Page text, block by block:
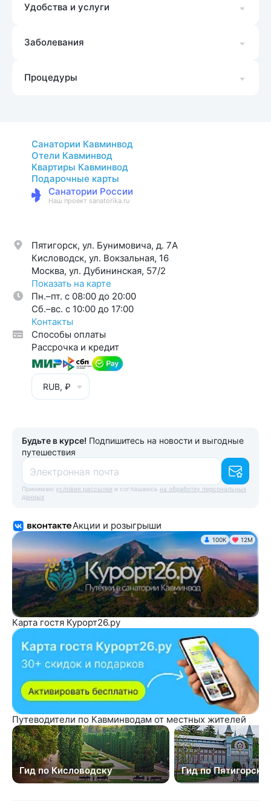
Удобства и услуги
Заболевания
Процедуры
Санатории Кавминвод
Отели Кавминвод
Квартиры Кавминвод
Подарочные карты
Санатории России
Наш проект sanatorika.ru
Пятигорск, ул. Бунимовича, д. 7A
Кисловодск, ул. Вокзальная, 16
Москва, ул. Дубининская, 57/2
Показать на карте
Пн.–пт. с 08:00 до 20:00
Cб.–вс. с 10:00 до 17:00
Контакты
Способы оплаты
Рассрочка и кредит
RUB, ₽
Будьте в курсе! Подпишитесь на новости и выгодные
путешествия
Электронная почта
Принимаю условия рассылки и соглашаюсь на обработку персональных
данных
Акции и розыгрыши
100K 12М
Карта гостя Курорт26.ру
Путеводители по Кавминводам от местных жителей
Гид по Кисловодску Гид по Пятигорску